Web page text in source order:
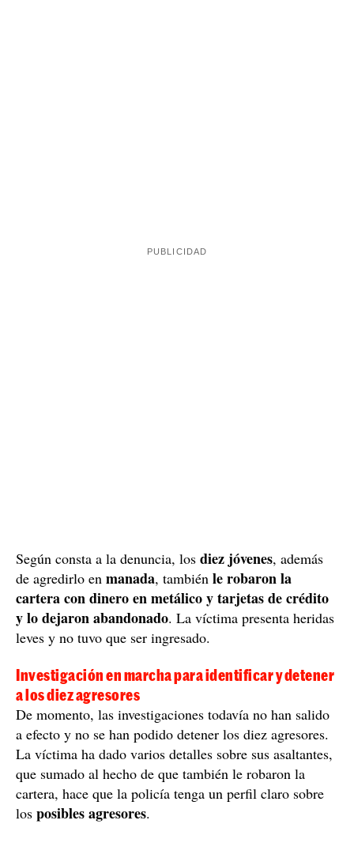
Según consta a la denuncia, los diez jóvenes, además
de agredirlo en manada, también le robaron la
cartera con dinero en metálico y tarjetas de crédito
y lo dejaron abandonado. La víctima presenta heridas
leves y no tuvo que ser ingresado.
Investigación en marcha para identificar y detener
a los diez agresores
De momento, las investigaciones todavía no han salido
a efecto y no se han podido detener los diez agresores.
La víctima ha dado varios detalles sobre sus asaltantes,
que sumado al hecho de que también le robaron la
cartera, hace que la policía tenga un perfil claro sobre
los posibles agresores.